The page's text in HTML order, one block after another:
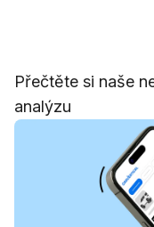
Přečtěte si naše
analýzu